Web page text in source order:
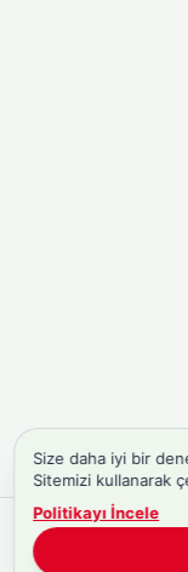
Size daha iyi bir
Sitemizi kullanarak
Politikayı İncele